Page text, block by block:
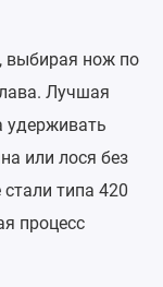
выбирая нож по
Лучшая
удерживать
или лося без
типа 420
процесс